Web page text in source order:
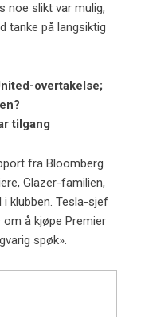
noe slikt var mulig,
tanke på langsiktig
overtakelse;
tilgang
fra Bloomberg
Glazer-familien,
klubben. Tesla-sjef
om å kjøpe Premier
spøk».